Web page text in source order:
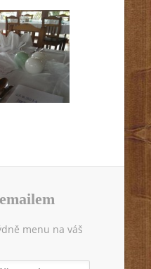
menu na váš